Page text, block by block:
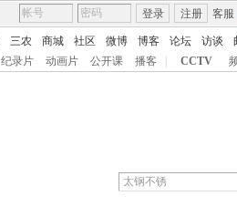
客服
登录 注册
三农 商城 社区 微博 博客 论坛 访谈
纪录片 动画片 公开课 播客 CCTV